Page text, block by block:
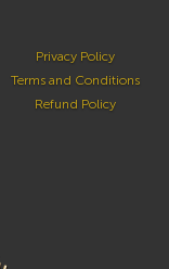
Privacy Policy
Terms and Conditions
Refund Policy